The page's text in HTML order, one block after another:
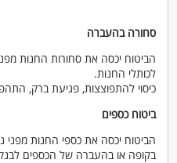
סחורה בהעברה
הביטוח יכסה את סחורות החנות
לכותלי החנות.
כיסוי להתפוצצות, פגיעת ברק,
ביטוח כספים
הביטוח יכסה את כספי החנות
בקופה או בהעברה של הכספים